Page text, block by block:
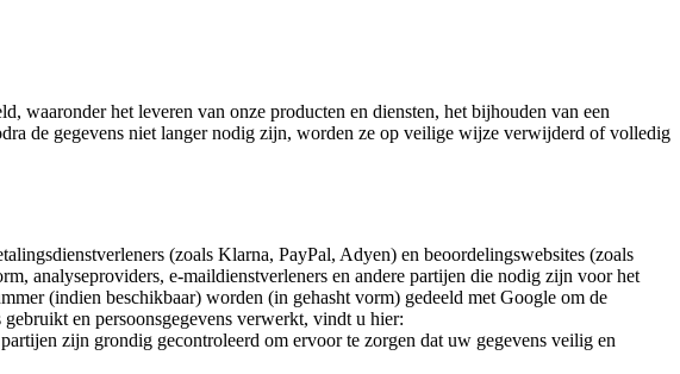
waaronder het leveren van onze producten en diensten, het bijhouden van een
de gegevens niet langer nodig zijn, worden ze op veilige wijze verwijderd of volledig
(zoals Klarna, PayPal, Adyen) en beoordelingswebsites (zoals
analyseproviders, e-maildienstverleners en andere partijen die nodig zijn voor het
(indien beschikbaar) worden (in gehasht vorm) gedeeld met Google om de
en persoonsgegevens verwerkt, vindt u hier:
zijn grondig gecontroleerd om ervoor te zorgen dat uw gegevens veilig en